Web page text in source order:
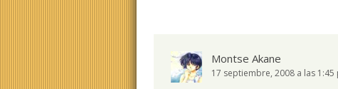
Montse Akane
17 septiembre, 2008 a las 1:45